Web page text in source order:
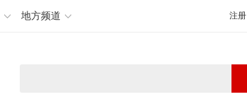
地方频道 注册